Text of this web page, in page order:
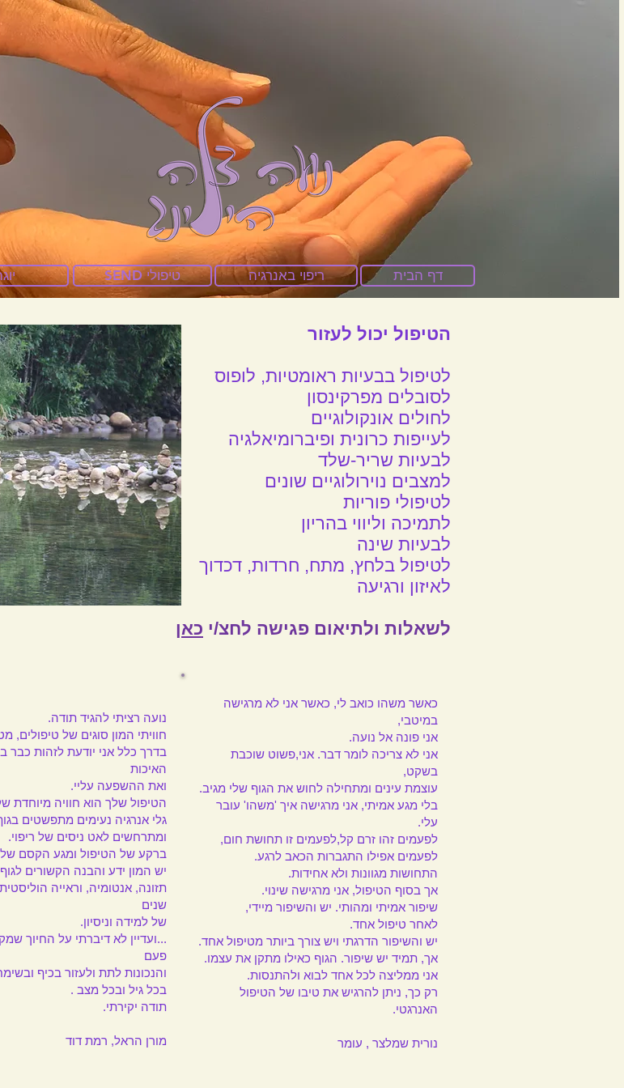
SEND טיפולי ריפוי באנרגיה דף הבית
הטיפול יכול לעזור
לטיפול בבעיות ראומטיות, לופוס
לסובלים מפרקינסון
לחולים אונקולוגיים
לעייפות כרונית ופיברומיאלגיה
לבעיות שריר-שלד
למצבים נוירולוגיים שונים
לטיפולי פוריות
לתמיכה וליווי בהריון
לבעיות שינה
לטיפול בלחץ, מתח, חרדות, דכדוך
לאיזון ורגיעה
לשאלות ולתיאום פגישה לחצ/י כאן
נועה רציתי להגיד תודה.
חוויתי המון סוגים של טיפולים,
בדרך כלל אני יודעת לזהות
האיכות
ואת ההשפעה עליי.
הטיפול שלך הוא חוויה מיוחדת
גלי אנרגיה נעימים מתפשטים
​ומתרחשים לאט ניסים של ריפוי.
ברקע של הטיפול ומגע הקסם של
יש המון ידע והבנה הקשורים
תזונה, אנטומיה, וראייה
שנים
של למידה וניסיון.
...ועדיין לא דיברתי על החיוך
פעם
והנכונות לתת ולעזור בכיף
בכל גיל ובכל מצב .
תודה יקירתי.
מורן הראל, רמת דוד
כאשר משהו כואב לי, כאשר אני לא מרגישה
במיטבי,
אני פונה אל נועה.
אני לא צריכה לומר דבר. אני,פשוט שוכבת
בשקט,
עוצמת עינים ומתחילה לחוש את הגוף שלי מגיב.
בלי מגע אמיתי, אני מרגישה איך 'משהו' עובר
עלי.
לפעמים זהו זרם קל,לפעמים זו תחושת חום,
לפעמים אפילו התגברות הכאב לרגע.
התחושות מגוונות ולא אחידות.
אך בסוף הטיפול, אני מרגישה שינוי.
שיפור אמיתי ומהותי. יש והשיפור מיידי,
לאחר טיפול אחד.
יש והשיפור הדרגתי ויש צורך ביותר מטיפול אחד.
אך, תמיד יש שיפור. הגוף כאילו מתקן את עצמו.
אני ממליצה לכל אחד לבוא ולהתנסות.
רק כך, ניתן להרגיש את טיבו של הטיפול
האנרגטי.
נורית שמלצר , עומר